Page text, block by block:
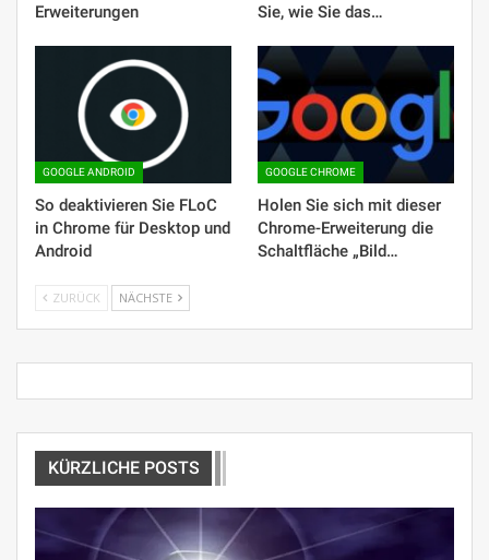
Erweiterungen
Sie, wie Sie das…
GOOGLE ANDROID
So deaktivieren Sie FLoC
in Chrome für Desktop und
Android
GOOGLE CHROME
Holen Sie sich mit dieser
Chrome-Erweiterung die
Schaltfläche „Bild…
ZURÜCK NÄCHSTE
KÜRZLICHE POSTS